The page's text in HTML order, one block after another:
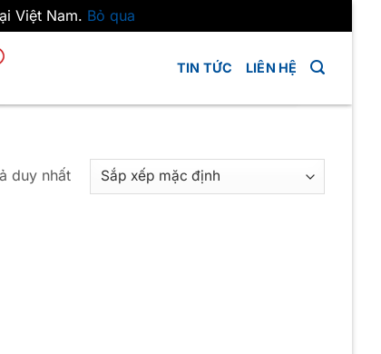
Việt Nam. Bỏ qua
TIN TỨC LIÊN HỆ
duy nhất